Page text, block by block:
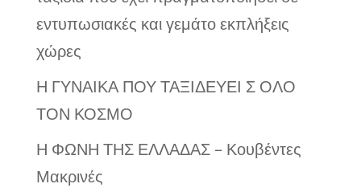
εντυπωσιακές και γεμάτο εκπλήξεις
χώρες
Η ΓΥΝΑΙΚΑ ΠΟΥ ΤΑΞΙΔΕΥΕΙ Σ ΟΛΟ
ΤΟΝ ΚΟΣΜΟ
Η ΦΩΝΗ ΤΗΣ ΕΛΛΑΔΑΣ – Κουβέντες
Μακρινές